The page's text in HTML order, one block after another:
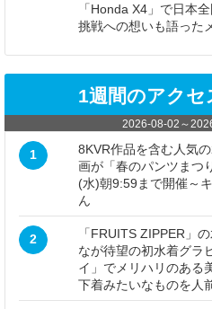
「Honda X4」で日本
挑戦への想いも語った
1週間のアク
2026-08-02 ～
1
8KVR作品を含む人気
画が「春のパンツまつ
(水)朝9:59まで開催～
ん
2
「FRUITS ZIPPER」
なが待望の初水着グラ
イ」でメリハリのある
下着みたいなものを人